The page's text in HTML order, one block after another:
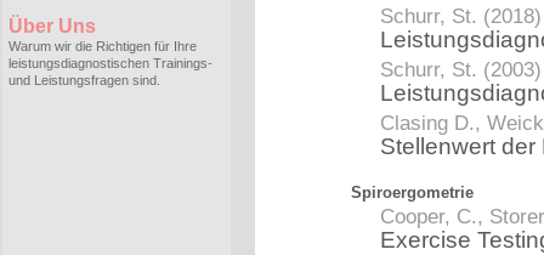
Über Uns
Warum wir die Richtigen für Ihre
leistungsdiagnostischen Trainings-
und Leistungsfragen sind.
Schurr, St. (2018)
Schurr, St. (2003)
Clasing D.,
Stellenwert
Spiroergometrie
Cooper, C.,
Exercise